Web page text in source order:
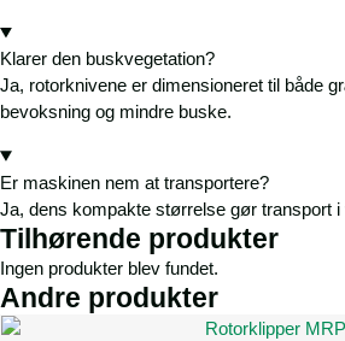
Klarer den buskvegetation?
Ja, rotorknivene er dimensioneret til både
bevoksning og mindre buske.
Er maskinen nem at transportere?
Ja, dens kompakte størrelse gør transport i
Tilhørende produkter
Ingen produkter blev fundet.
Andre produkter